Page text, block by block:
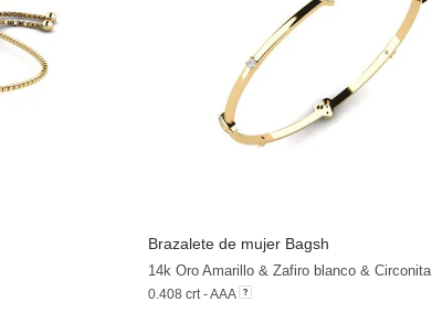
Brazalete de mujer Bagsh
14k Oro Amarillo & Zafiro blanco & Circonita
0.408 crt - AAA